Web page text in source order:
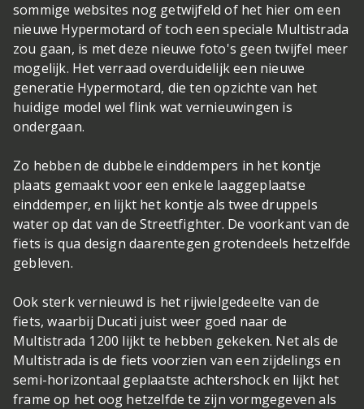
sommige websites nog getwijfeld of het hier om een
nieuwe Hypermotard of toch een speciale Multistrada
zou gaan, is met deze nieuwe foto's geen twijfel meer
mogelijk. Het verraad overduidelijk een nieuwe
generatie Hypermotard, die ten opzichte van het
huidige model wel flink wat vernieuwingen is
ondergaan.
Zo hebben de dubbele einddempers in het kontje
plaats gemaakt voor een enkele laaggeplaatse
einddemper, en lijkt het kontje als twee druppels
water op dat van de Streetfighter. De voorkant van de
fiets is qua design daarentegen grotendeels hetzelfde
gebleven.
Ook sterk vernieuwd is het rijwielgedeelte van de
fiets, waarbij Ducati juist weer goed naar de
Multistrada 1200 lijkt te hebben gekeken. Net als de
Multistrada is de fiets voorzien van een zijdelings en
semi-horizontaal geplaatste achtershock en lijkt het
frame op het oog hetzelfde te zijn vormgegeven als